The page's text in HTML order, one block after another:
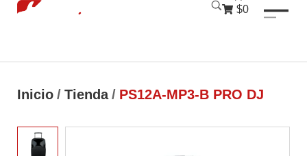
$0
Inicio / Tienda / PS12A-MP3-B PRO DJ